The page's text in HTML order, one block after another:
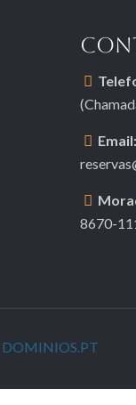
Email:
8670-
DOMINIOS.PT